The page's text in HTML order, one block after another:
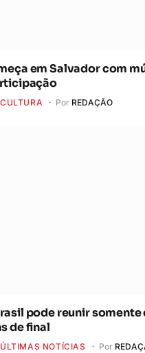
em Salvador com
CULTURA Por REDAÇÃO
pode reunir
de final
ÚLTIMAS NOTÍCIAS Por